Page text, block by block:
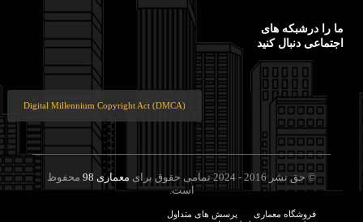
ما را درشبکه های
اجتماعی دنبال کنید
Digital Millennium Copyright Act (DMCA)
© حق نشر 2016 - 2024 تمامی حقوق برای معماری 98
محفوظ
است.
فروشگاه معماری
پرسش های متداول